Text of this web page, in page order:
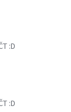
:D
:D